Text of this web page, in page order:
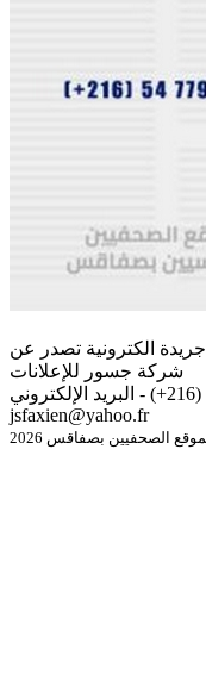
الكترونية تصدر عن
شركة جسور للإعلانات
للإتصال أو نشر الردود الهاتف 54779966 (216+) - البريد الإلكتروني
jsfaxien@yahoo.fr
الصحفيين بصفاقس 2026